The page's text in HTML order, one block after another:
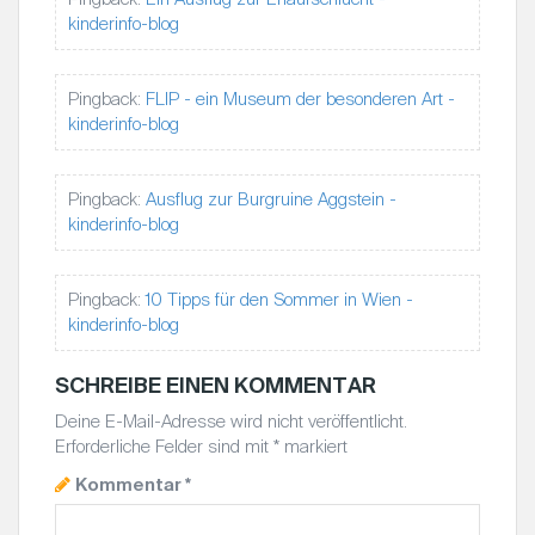
kinderinfo-blog
Pingback: FLIP - ein Museum der besonderen Art -
kinderinfo-blog
Pingback: Ausflug zur Burgruine Aggstein -
kinderinfo-blog
Pingback:10 Tipps für den Sommer in Wien -
kinderinfo-blog
SCHREIBE EINEN KOMMENTAR
Deine E-Mail-Adresse wird nicht veröffentlicht.
Erforderliche Felder sind mit * markiert
Kommentar*